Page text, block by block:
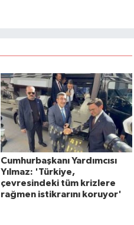
Cumhurbaşkanı Yardımcısı
Yılmaz: 'Türkiye,
çevresindeki tüm krizlere
rağmen istikrarını koruyor'